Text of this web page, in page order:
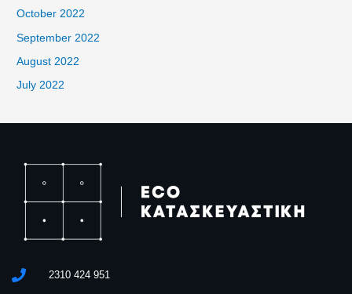
October 2022
September 2022
August 2022
July 2022
2310 424 951